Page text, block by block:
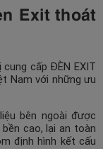
Exit thoát
cấp ĐÈN EXIT
Nam với những ưu
bên ngoài được
cao, lại an toàn
định hình kết cấu